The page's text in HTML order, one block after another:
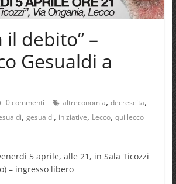
il debito” –
Gesualdi a
0 commenti altreconomia, decrescita,
, gesualdi, iniziative, Lecco, qui lecco
5 aprile, alle 21, in Sala Ticozzi
– ingresso libero